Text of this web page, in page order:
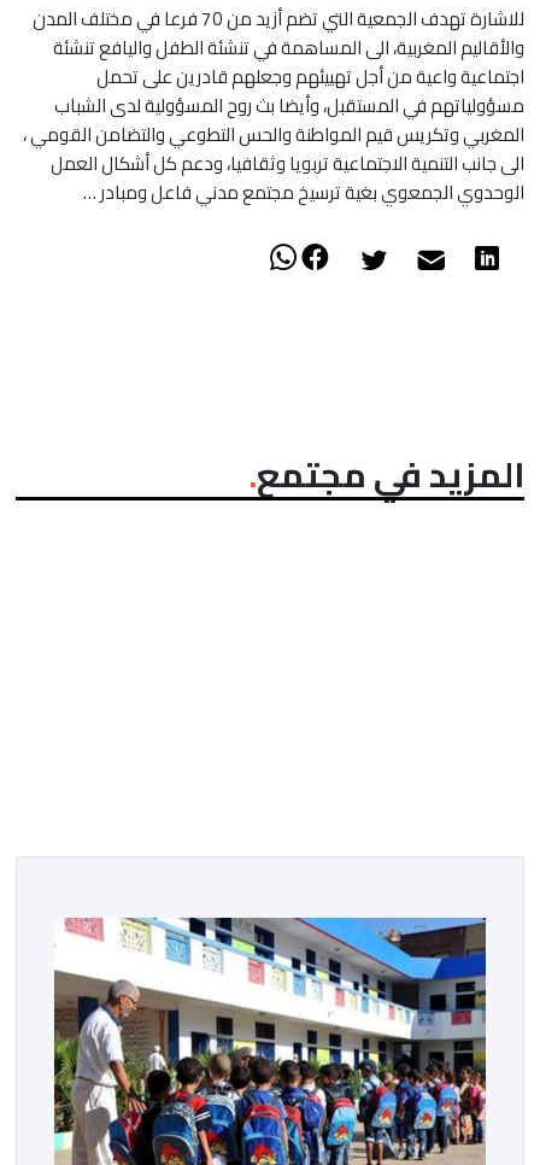
للاشارة تهدف الجمعية التي تضم أزيد من 70 فرعا في مختلف المدن
والأقاليم المغربية، الى المساهمة في تنشئة الطفل واليافع تنشئة
اجتماعية واعية من أجل تهييئهم وجعلهم قادرين على تحمل
مسؤولياتهم في المستقبل، وأيضا بث روح المسؤولية لدى الشباب
المغربي وتكريس قيم المواطنة والحس التطوعي والتضامن القومي ،
الى جانب التنمية الاجتماعية تربويا وثقافيا، ودعم كل أشكال العمل
الوحدوي الجمعوي بغية ترسيخ مجتمع مدني فاعل ومبادر …
المزيد في مجتمع